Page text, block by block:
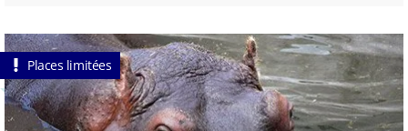
Places limitées